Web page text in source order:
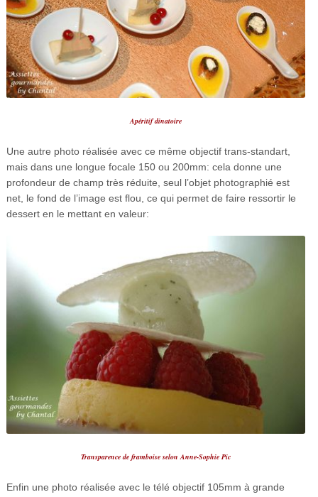
Apéritif dinatoire
Une autre photo réalisée avec ce même objectif trans-standart,
mais dans une longue focale 150 ou 200mm: cela donne une
profondeur de champ très réduite, seul l’objet photographié est
net, le fond de l’image est flou, ce qui permet de faire ressortir le
dessert en le mettant en valeur:
Transparence de framboise selon Anne-Sophie Pic
Enfin une photo réalisée avec le télé objectif 105mm à grande